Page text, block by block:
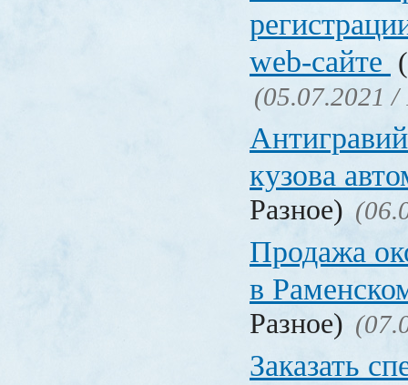
web-сайте
(05.07.2021 /
кузова
Разное)
Продажа
в
Разное)
Заказать